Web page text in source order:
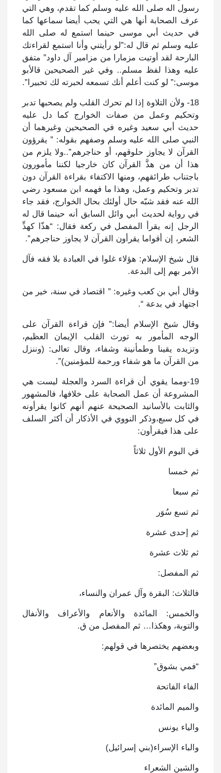
رسول اله صلى الله عليه وسلم كما تقدم، وهي التي
عرف الصحابة أنها هي التي يحب أيضا سماعها كما
في حديث أبي موسى حينما استمع له صلى الله
عليه وسلم ثم قال له:”لو رأيتني وأنا استمع لقراءتك
البارحة لقد أوتيت مزمارا من مزامير آل داود” متفق
عليه وهذا لفظ مسلم.. وفي غير الصحيحين قالأبو
موسى:” لو كنت أعلم أنك تسمعه لحبرته لك تحبيرا”.
18- ولأن التلاوة إذا لم تحرك القلب ولم يصحبها تدبر
وتحكيم وعمل من صفات الخوارج كما دل عليه
حديث أبي سعيد وغيره في الصحيحين وغيرهما أن
النبي صلى الله عليه وسلم وصفهم بقوله: ” يقرؤون
القرآن لا يجاوز حلوقهم، أو حناجرهم”..ولا يلزم من
هذا أن من هذَّ القرآن كان خارجيا لكننا مأمورون
باجتناب طرائقهم، ومنها الاكتفاء بقراءة القرآن دون
تدبر وتحكيم وعمل، وهذا ما فهمه ابن مسعود رضي
الله عنه فقد شبّه حال أولئك بحال الخوارج، فقد جاء
في رواية لحديث أبي وائل السابق أنه حينما قال له
الرجل إنه يقرأ المفصل في ركعة فقال: “هذّا كهذِّ
الشعر، إن أقواما يقرأون القرآن لا يجاوز حناجرهم”.
قال شيخ الإسلام: هؤلاء غلوا في العبادة بلا فقه فآل
الأمر بهم إلى البدعة.
وقال أبي بن كعب وغيره: ” اقتصاد في سنة، خير من
اجتهاد في بدعة “.
وقال شيخ الإسلام أيضا:” فإن قراءة القرآن على
الوجه المأمور به تورث القلب الإيمان العظيم،
وتزيده يقينا وطمأنينة وشفاء، وقال تعالى: (وننزل
من القرآن ما هو شفاء ورحمة للمؤمنين)”.
19-ومما يقوي أن قراءة السرد والعجلة ليست هي
المشروعة أن عمل الصحابة على خلافها، فالمشهور
والثابت بالأسانيد الصحيحة عنهم أنهم كانوا يقرأونه
في كل سبع،وذكر النووي في الأذكار أن أكثر السلف
على هذا فيقرأون:
في اليوم الأول ثلاثاً
ثم خمسا
ثم سبعا
ثم تسع سُوَر
ثم إحدى عشرة
ثم ثلاث عشرة
ثم المفصل:
فالثلاث: البقرة وآل عمران والنساء،
والخمس: المائدة والأنعام والأعراف والأنفال
والتوبة، وهكذا… ثم المفصل من ق.
وبعضهم يختصرها في قولهم:
“فمي بشوق”
الفاء الفاتحة
والميم المائدة
والياء يونس
والباء الإسراء(بني إسرائيل)
والشين الشعراء